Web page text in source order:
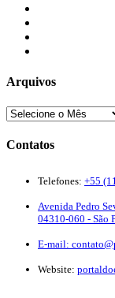
Arquivos
Contatos
Telefones: +55
Avenida Pedro
04310-060 - São
E-mail:
Website: